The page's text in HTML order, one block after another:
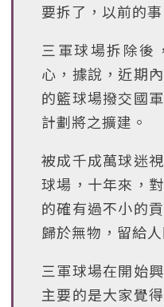
要拆了，以前的
三軍球場拆除後
心，據說，近期
的籃球場撥交國
計劃將之擴建。
被成千成萬球迷
球場，十年來，
的確有過不小的
歸於無物，留給
三軍球場在開始
主要的是大家覺